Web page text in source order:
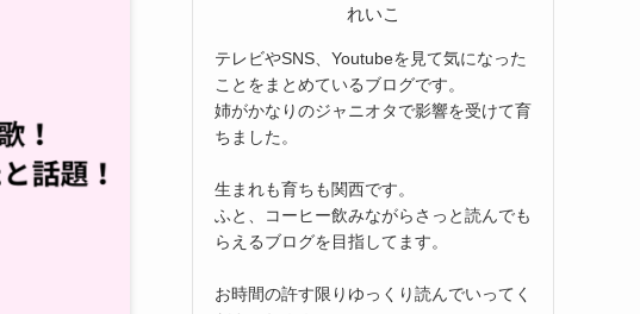
れいこ
テレビやSNS、Youtubeを見て気になった
ことをまとめているブログです。
姉がかなりのジャニオタで影響を受けて育
ちました。
生まれも育ちも関西です。
ふと、コーヒー飲みながらさっと読んでも
らえるブログを目指してます。
お時間の許す限りゆっくり読んでいってく